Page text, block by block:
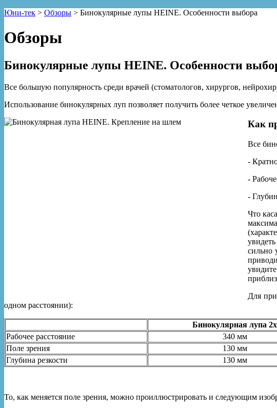
Юни-тек > Обзоры > Бинокулярные лупы HEINE. Особенности выбора
Обзоры
Бинокулярные лупы HEINE. Особенности
Все большую популярность среди врачей (стоматологов, хирургов,
Использование бинокулярных луп позволяет получить более четкое
Как
Все
-
-
-
Что
сильно
Для
одном расстоянии):
Бинокулярная лупа 2х
Рабочее расстояние
340 мм
Поле зрения
130 мм
Глубина резкости
130 мм
То, как меняется поле зрения, можно проиллюстрировать и следующим